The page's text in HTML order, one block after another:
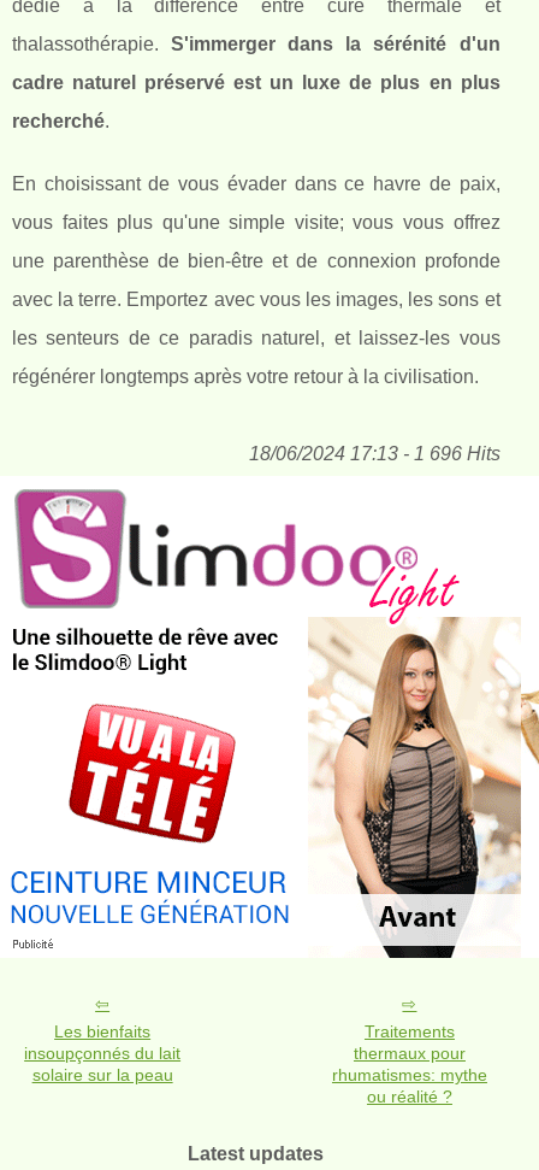
dédié à la différence entre cure thermale et
thalassothérapie.S'immerger dans la sérénité d'un
cadre naturel préservé est un luxe de plus en plus
recherché.
En choisissant de vous évader dans ce havre de paix,
vous faites plus qu'une simple visite; vous vous offrez
une parenthèse de bien-être et de connexion profonde
avec la terre. Emportez avec vous les images, les sons et
les senteurs de ce paradis naturel, et laissez-les vous
régénérer longtemps après votre retour à la civilisation.
18/06/2024 17:13 - 1 696 Hits
Les bienfaits
insoupçonnés du lait
solaire sur la peau
Traitements
thermaux pour
rhumatismes: mythe
ou réalité ?
Latest updates